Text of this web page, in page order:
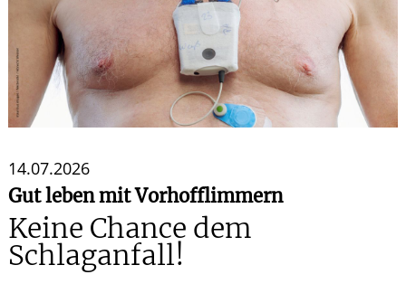
GESUND IM ALTER
WELLNESS
14.07.2026
Gut leben mit Vorhofflimmern
Keine Chance dem
Schlaganfall!